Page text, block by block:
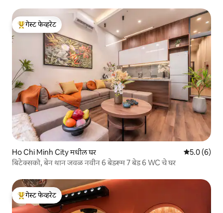
टॉप गेस्ट फेव्हरेट
गेस्ट फेव्हरेट
Ho Chi Minh City मधील घर 5 पैकी 5.0
5.0 (6)
बिटेक्सको, बेन थान जवळ नवीन 6 बेडरूम 7 बेड 6 WC चे घर
टॉप गेस्ट फेव्हरेट
गेस्ट फेव्हरेट